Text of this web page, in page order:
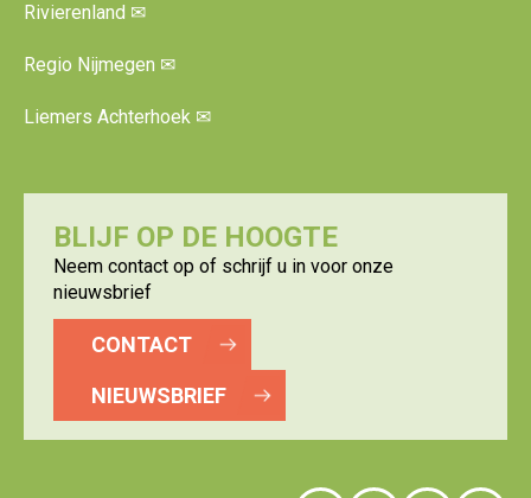
Rivierenland ✉
Regio Nijmegen ✉
Liemers Achterhoek ✉
BLIJF OP DE HOOGTE
Neem contact op of schrijf u in voor onze
nieuwsbrief
CONTACT
NIEUWSBRIEF